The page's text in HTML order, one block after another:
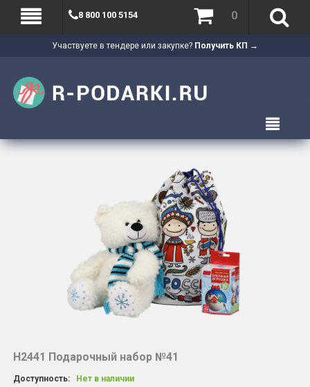
Участвуете в тендере или закупке? Получить КП →
8 800 100 5154 0
Н2441 Подарочный набор №41
Доступность: Нет в наличии